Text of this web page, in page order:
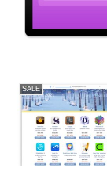
SALE